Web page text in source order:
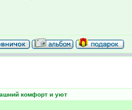
комфорт и уют